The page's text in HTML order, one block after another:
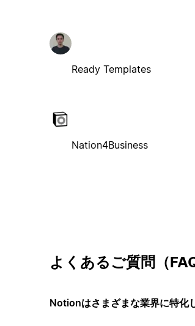
Ready Templates
Nation4Business
よくあるご質問（FAQ
Notionはさまざまな業界に特化